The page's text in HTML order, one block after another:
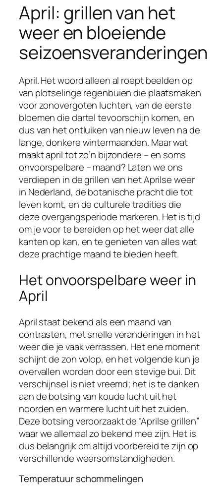
April: grillen van het
weer en bloeiende
seizoensveranderingen
April. Het woord alleen al roept beelden op
van plotselinge regenbuien die plaatsmaken
voor zonovergoten luchten, van de eerste
bloemen die dartel tevoorschijn komen, en
dus van het ontluiken van nieuw leven na de
lange, donkere wintermaanden. Maar wat
maakt april tot zo’n bijzondere – en soms
onvoorspelbare – maand? Laten we ons
verdiepen in de grillen van het Aprilse weer
in Nederland, de botanische pracht die tot
leven komt, en de culturele tradities die
deze overgangsperiode markeren. Het is tijd
om je voor te bereiden op het weer dat alle
kanten op kan, en te genieten van alles wat
deze prachtige maand te bieden heeft.
Het onvoorspelbare weer in
April
April staat bekend als een maand van
contrasten, met snelle veranderingen in het
weer die je vaak verrassen. Het ene moment
schijnt de zon volop, en het volgende kun je
overvallen worden door een stevige bui. Dit
verschijnsel is niet vreemd; het is te danken
aan de botsing van koude lucht uit het
noorden en warmere lucht uit het zuiden.
Deze botsing veroorzaakt de “Aprilse grillen”
waar we allemaal zo bekend mee zijn. Het is
dus belangrijk om altijd voorbereid te zijn op
verschillende weersomstandigheden.
Temperatuur schommelingen